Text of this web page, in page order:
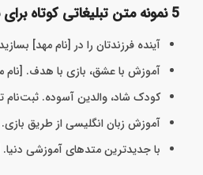
5 نمونه متن تبلیغاتی کوتاه برای بنر مهد کودک
آینده فرزندتان را در [نام مهد]
آموزش با عشق، بازی با هدف. [نام
کودک شاد، والدین آسوده. ثبت‌نام
آموزش زبان انگلیسی از طریق بازی.
با جدیدترین متد‌های آموزشی